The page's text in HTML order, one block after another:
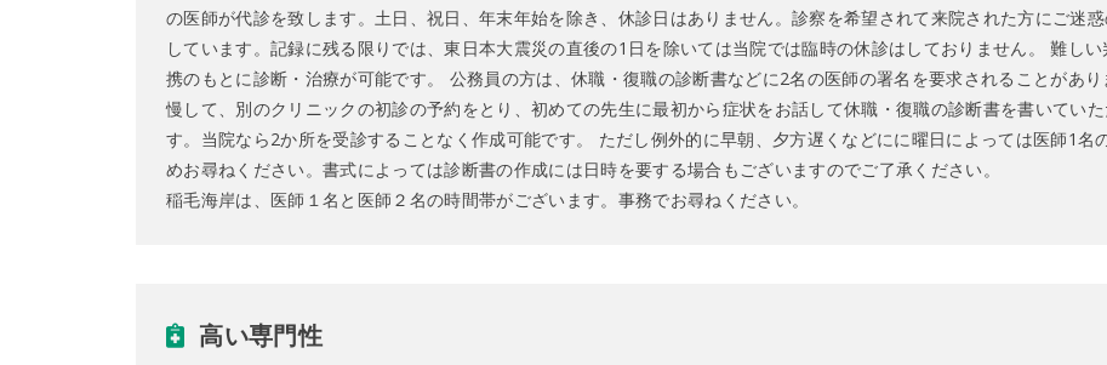
の医師が代診を致します。土日、祝日、年末年始を除き、休診日はありません。診察を希望されて来院された方にご迷
しています。記録に残る限りでは、東日本大震災の直後の1日を除いては当院では臨時の休診はしておりません。 難し
携のもとに診断・治療が可能です。 公務員の方は、休職・復職の診断書などに2名の医師の署名を要求されることがあ
慢して、別のクリニックの初診の予約をとり、初めての先生に最初から症状をお話して休職・復職の診断書を書いてい
す。当院なら2か所を受診することなく作成可能です。 ただし例外的に早朝、夕方遅くなどにに曜日によっては医師1名
めお尋ねください。書式によっては診断書の作成には日時を要する場合もございますのでご了承ください。
稲毛海岸は、医師１名と医師２名の時間帯がございます。事務でお尋ねください。
高い専門性